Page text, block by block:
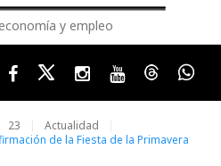
y empleo
FacebookTwitterInstagram
YoutubeThreads
23
Actualidad
de la Fiesta de la Primavera